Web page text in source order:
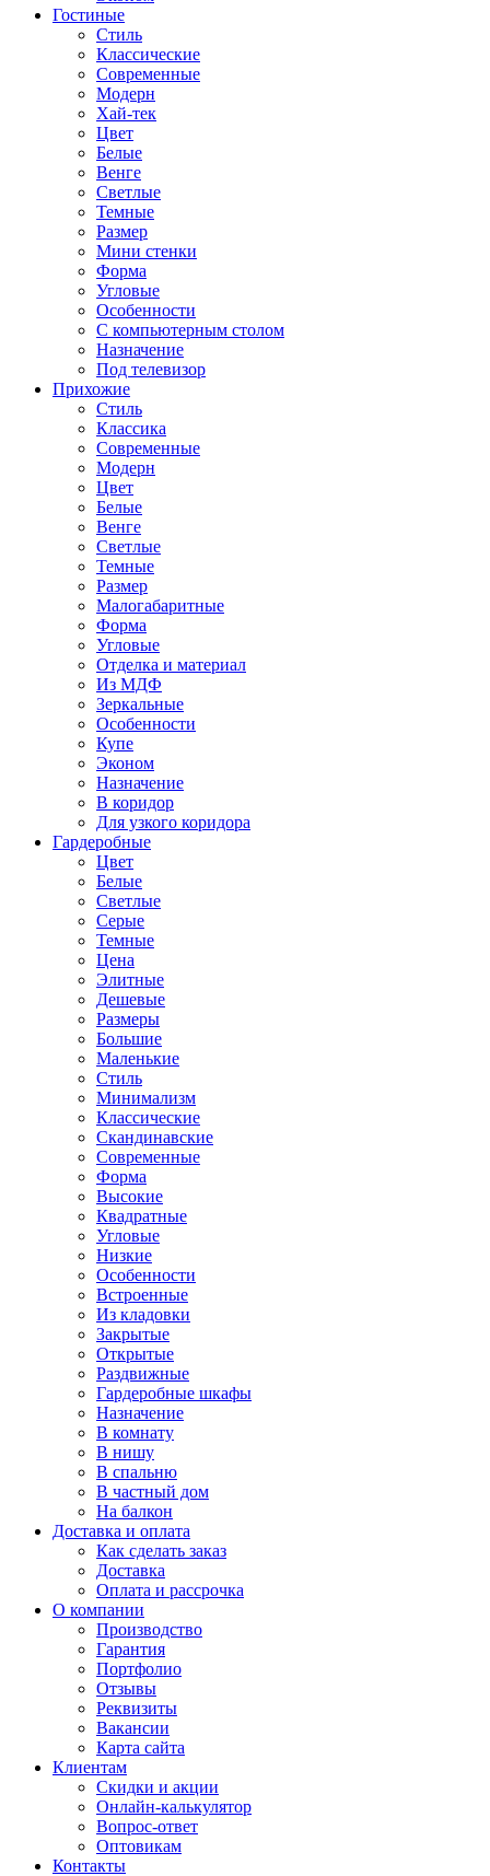
Гостиные
Стиль
Классические
Современные
Модерн
Хай-тек
Цвет
Белые
Венге
Светлые
Темные
Размер
Мини стенки
Форма
Угловые
Особенности
С компьютерным столом
Назначение
Под телевизор
Прихожие
Стиль
Классика
Современные
Модерн
Цвет
Белые
Венге
Светлые
Темные
Размер
Малогабаритные
Форма
Угловые
Отделка и материал
Из МДФ
Зеркальные
Особенности
Купе
Эконом
Назначение
В коридор
Для узкого коридора
Гардеробные
Цвет
Белые
Светлые
Серые
Темные
Цена
Элитные
Дешевые
Размеры
Большие
Маленькие
Стиль
Минимализм
Классические
Скандинавские
Современные
Форма
Высокие
Квадратные
Угловые
Низкие
Особенности
Встроенные
Из кладовки
Закрытые
Открытые
Раздвижные
Гардеробные шкафы
Назначение
В комнату
В нишу
В спальню
В частный дом
На балкон
Доставка и оплата
Как сделать заказ
Доставка
Оплата и рассрочка
О компании
Производство
Гарантия
Портфолио
Отзывы
Реквизиты
Вакансии
Карта сайта
Клиентам
Скидки и акции
Онлайн-калькулятор
Вопрос-ответ
Оптовикам
Контакты